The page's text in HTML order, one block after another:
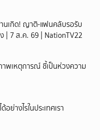
านเกิด! ญาติ-แฟนคลับรอรับ
| 7 ส.ค. 69 | NationTV22
าพเหตุการณ์ ชี้เป็นห่วงความ
ย่างไรในประเทศเรา